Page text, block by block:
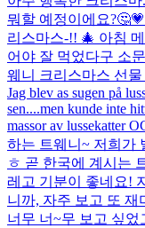
뭐할 예정이에요
리스마스-!! 🎄 아침
어야 잘 먹었다구 소
웨니 크리스마스 선
Jag blev as sugen på
sen....men kunde inte
massor av lussekatter
하는 트웨니~ 저희가
ㅎ 곧 한국에 계시는
레고 기분이 좋네요!
니까, 자주 보고 또
너무 너~무 보고 싶